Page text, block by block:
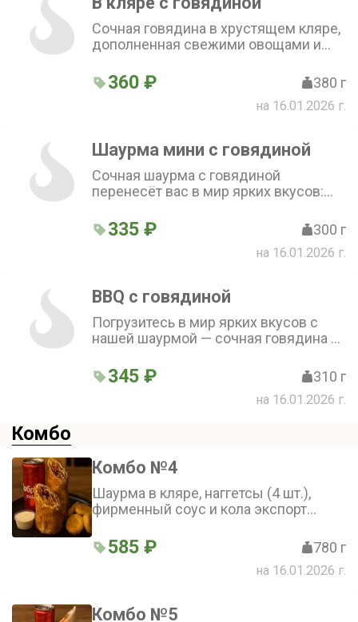
Сочная говядина в хрустящем кляре,
дополненная свежими овощами и
корейски и пекинская капуста
придают лёгкость и свежесть, а
фирменный соус — яркий вкус.
оставляет приятное послевкусие.
360 ₽ 380 г
на 16.01.2026 г.
Шаурма мини с говядиной
Сочная шаурма с говядиной
перенесёт вас в мир ярких вкусов:
сочетается с хрустящими огурцом и
пекинской капустой, сладковатой
морковкой по-корейски и сочным
добавляет блюду неповторимую
изюминку.
335 ₽ 300 г
на 16.01.2026 г.
BBQ с говядиной
Погрузитесь в мир ярких вкусов с
нашей шаурмой — сочная говядина в
капустой, пикантной морковью по-
корейски и свежими овощами
(огурцом и помидором), дополненная
ощущений, который не оставит вас
345 ₽ 310 г
на 16.01.2026 г.
Комбо
Комбо №4
Шаурма в кляре, наггетсы (4 шт.),
фирменный соус и кола экспорт
585 ₽ 780 г
на 16.01.2026 г.
Комбо №5